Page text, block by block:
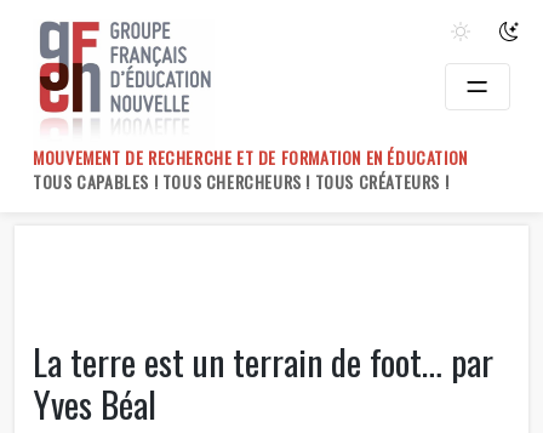
content
MOUVEMENT DE RECHERCHE ET DE FORMATION EN ÉDUCATION
TOUS CAPABLES ! TOUS CHERCHEURS ! TOUS CRÉATEURS !
La terre est un terrain de foot… par
Yves Béal